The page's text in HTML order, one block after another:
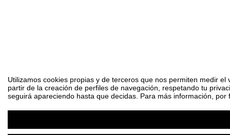
Utilizamos cookies propias y de terceros que nos permiten medir
partir de la creación de perfiles de navegación, respetando tu
seguirá apareciendo hasta que decidas. Para más información,